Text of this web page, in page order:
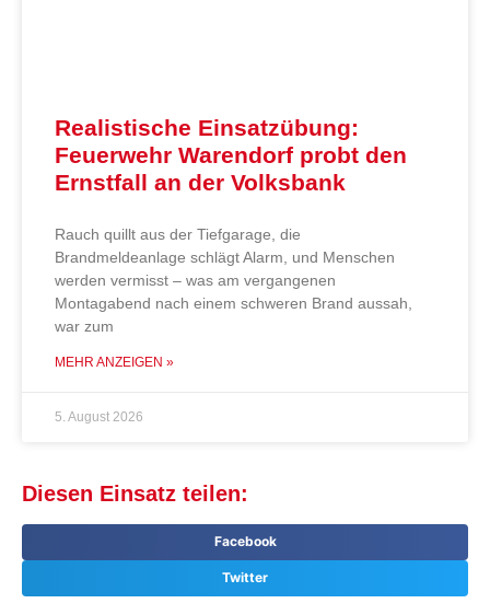
Realistische Einsatzübung:
Feuerwehr Warendorf probt den
Ernstfall an der Volksbank
Rauch quillt aus der Tiefgarage, die
Brandmeldeanlage schlägt Alarm, und Menschen
werden vermisst – was am vergangenen
Montagabend nach einem schweren Brand aussah,
war zum
MEHR ANZEIGEN »
5. August 2026
Diesen Einsatz teilen:
Facebook
Twitter